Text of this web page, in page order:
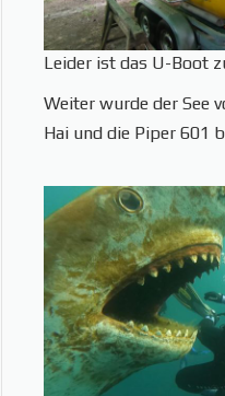
Leider ist das U-Boot
Weiter wurde der See
Hai und die Piper 601